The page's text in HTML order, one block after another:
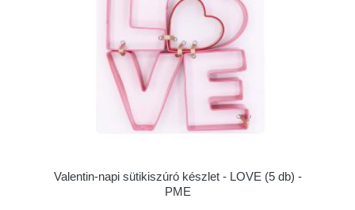
Valentin-napi sütikiszúró készlet - LOVE (5 db) -
PME